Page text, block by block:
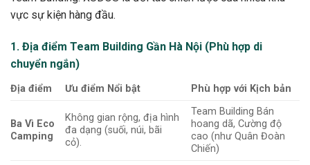
vực sự kiện hàng đầu.
1. Địa điểm Team Building Gần Hà Nội (Phù hợp di
chuyển ngắn)
Địa điểm Ưu điểm Nổi bật Phù hợp với Kịch bản
Ba Vì Eco
Camping
Không gian rộng, địa hình
đa dạng (suối, núi, bãi
cỏ).
Team Building Bán
hoang dã, Cường độ
cao (như Quân Đoàn
Chiến)